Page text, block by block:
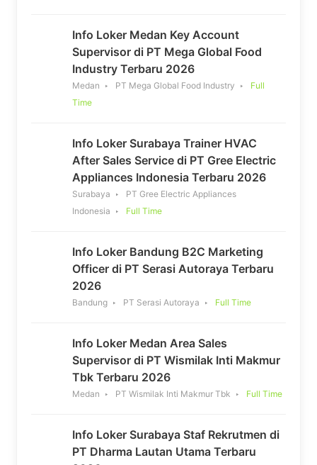
Info Loker Medan Key Account
Supervisor di PT Mega Global Food
Industry Terbaru 2026
Medan PT Mega Global Food Industry
Full
Time
Info Loker Surabaya Trainer HVAC
After Sales Service di PT Gree Electric
Appliances Indonesia Terbaru 2026
Surabaya
PT Gree Electric Appliances
Indonesia
Full Time
Info Loker Bandung B2C Marketing
Officer di PT Serasi Autoraya Terbaru
2026
Bandung PT Serasi Autoraya Full Time
Info Loker Medan Area Sales
Supervisor di PT Wismilak Inti Makmur
Tbk Terbaru 2026
Medan PT Wismilak Inti Makmur Tbk Full Time
Info Loker Surabaya Staf Rekrutmen di
PT Dharma Lautan Utama Terbaru